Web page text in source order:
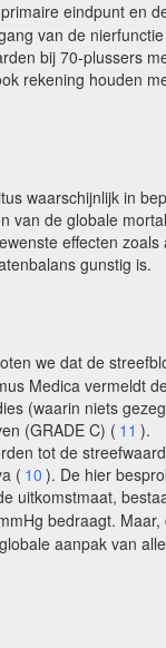
eindpunt en
van de
bij 70-plussers
rekening houden
waarschijnlijk in
de globale
effecten
gunstig is.
we dat de
Medica vermeldt
(waarin niets
(GRADE C) ( 11 ).
tot de
( 10 ). De hier
uitkomstmaat,
bedraagt.
aanpak van